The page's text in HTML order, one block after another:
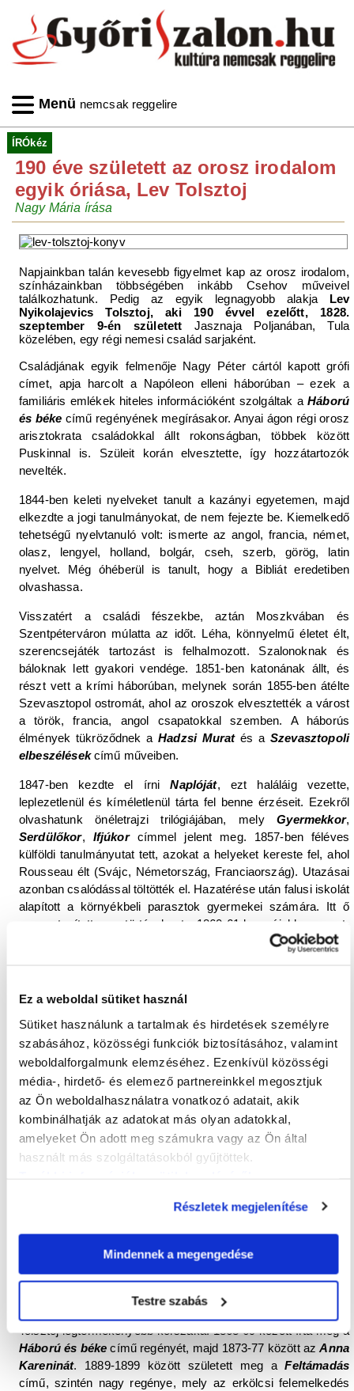
Ez a weboldal sütiket használ
Sütiket használunk a tartalmak és hirdetések személyre
szabásához, közösségi funkciók biztosításához, valamint
weboldalforgalmunk elemzéséhez. Ezenkívül közösségi
média-, hirdető- és elemező partnereinkkel megosztjuk
az Ön weboldalhasználatra vonatkozó adatait, akik
kombinálhatják az adatokat más olyan adatokkal,
amelyeket Ön adott meg számukra vagy az Ön által
használt más szolgáltatásokból gyűjtöttek.
Részletek megjelenítése
Mindennek a megengedése
Testre szabás
Menü nemcsak reggelire
ÍRÓkéz
190 éve született az orosz irodalom
egyik óriása, Lev Tolsztoj
Nagy Mária írása
Napjainkban talán kevesebb figyelmet kap az orosz irodalom,
színházainkban többségében inkább Csehov műveivel
találkozhatunk. Pedig az egyik legnagyobb alakja Lev
Nyikolajevics Tolsztoj, aki 190 évvel ezelőtt, 1828.
szeptember 9-én született Jasznaja Poljanában, Tula
közelében, egy régi nemesi család sarjaként.
Családjának egyik felmenője Nagy Péter cártól kapott grófi
címet, apja harcolt a Napóleon elleni háborúban – ezek a
familiáris emlékek hiteles információként szolgáltak aHáború
és béke című regényének megírásakor. Anyai ágon régi orosz
arisztokrata családokkal állt rokonságban, többek között
Puskinnal is. Szüleit korán elvesztette, így hozzátartozók
nevelték.
1844-ben keleti nyelveket tanult a kazányi egyetemen, majd
elkezdte a jogi tanulmányokat, de nem fejezte be. Kiemelkedő
tehetségű nyelvtanuló volt: ismerte az angol, francia, német,
olasz, lengyel, holland, bolgár, cseh, szerb, görög, latin
nyelvet. Még óhéberül is tanult, hogy a Bibliát eredetiben
olvashassa.
Visszatért a családi fészekbe, aztán Moszkvában és
Szentpéterváron múlatta az időt. Léha, könnyelmű életet élt,
szerencsejáték tartozást is felhalmozott. Szalonoknak és
báloknak lett gyakori vendége. 1851-ben katonának állt, és
részt vett a krími háborúban, melynek során 1855-ben átélte
Szevasztopol ostromát, ahol az oroszok elvesztették a várost
a török, francia, angol csapatokkal szemben. A háborús
élmények tükröződnek aHadzsi Muratés aSzevasztopoli
elbeszélésekcímű műveiben.
1847-ben kezdte el írniNaplóját, ezt haláláig vezette,
leplezetlenül és kíméletlenül tárta fel benne érzéseit. Ezekről
olvashatunk önéletrajzi trilógiájában, melyGyermekkor,
Serdülőkor, Ifjúkor
címmel jelent meg. 1857-ben féléves
külföldi tanulmányutat tett, azokat a helyeket kereste fel, ahol
Rousseau élt (Svájc, Németország, Franciaország). Utazásai
azonban csalódással töltötték el. Hazatérése után falusi iskolát
alapított a környékbeli parasztok gyermekei számára. Itt ő
maga tanította a történelmet. 1860-61-ben újabb nyugat-
európai utazásokat tett: írókat és pedagógusokat látogatott
iskolakötelezettségnek hívták. Az általa működtetett
intézményben nem volt osztályzás, nem volt kötelező házi
feladat és nem volt kötelező a bejárás sem. Néha alig lehetett
hazazavarni a gyerekeket. 1862. szeptember 23-án feleségül
vette az akkor 18 éves
Szofja Andrejevna Berszet
neves moszkvai orvos lányát, aki 16 évvel volt fiatalabb
Tolsztojnál. 13 gyermekük született, akik közül öten még
gyerekkorukban meghaltak. Az első idilli esztendőket azonban
heves vitákkal is tarkított keserű évek követték, mivel az
arisztokrata társaságtól egyre inkább eltávolodó Tolsztoj
Házassága nagyon ellentmondásos volt.Szofja Tolsztaja
szült. Mire feleszmélt, egy élő legenda mellett élt, aki
lemondott az anyagi javakról, és az időről időre a birtokra
érkező csodálóinak prédikált a társadalom reformjáról a
Tolsztoj legtermékenyebb korszaka. 1863-69 között írta meg a
Háború és béke című regényét, majd 1873-77 között azAnna
Kareninát. 1889-1899 között született meg aFeltámadás
című, szintén nagy regénye, mely az erkölcsi felemelkedés